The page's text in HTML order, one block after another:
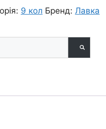
9 кол Бренд: Лавка